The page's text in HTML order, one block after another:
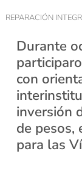
REPARACIÓN
Durante
con
inversión
de pesos,
para las